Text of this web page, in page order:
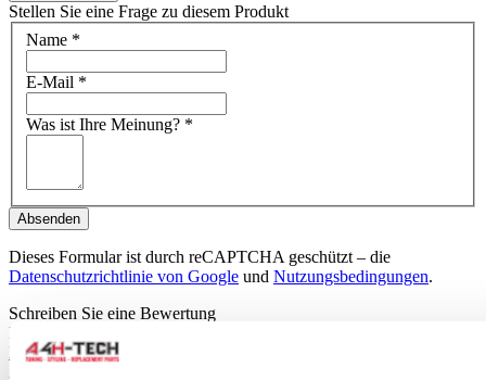
Stellen Sie eine Frage zu diesem Produkt
Name *
E-Mail *
Was ist Ihre Meinung? *
Absenden
Dieses Formular ist durch reCAPTCHA geschützt – die
Datenschutzrichtlinie von Google und Nutzungsbedingungen.
Schreiben Sie eine Bewertung
Nur registrierte Benutzer können Bewertungen schreiben. Bitte
loggen Sie sich ein